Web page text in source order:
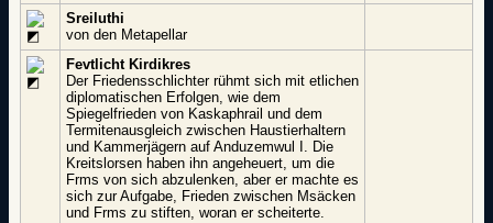
Sreiluthi
von den Metapellar
Fevtlicht Kirdikres
Der Friedensschlichter rühmt sich mit etlichen
diplomatischen Erfolgen, wie dem
Spiegelfrieden von Kaskaphrail und dem
Termitenausgleich zwischen Haustierhaltern
und Kammerjägern auf Anduzemwul I. Die
Kreitslorsen haben ihn angeheuert, um die
Frms von sich abzulenken, aber er machte es
sich zur Aufgabe, Frieden zwischen Msäcken
und Frms zu stiften, woran er scheiterte.